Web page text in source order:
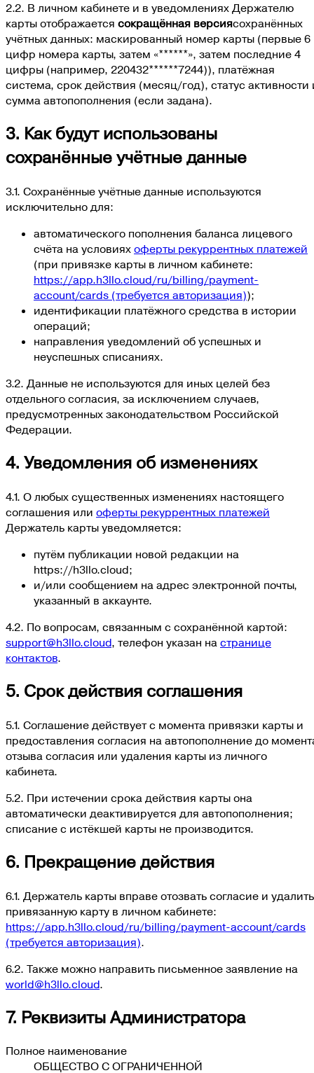
2.2. В личном кабинете и в уведомлениях Держателю
карты отображается сокращённая версиясохранённых
учётных данных: маскированный номер карты (первые 6
цифр номера карты, затем «******», затем последние 4
цифры (например, 220432******7244)), платёжная
система, срок действия (месяц/год), статус активности
сумма автопополнения (если задана).
3. Как будут использованы
сохранённые учётные данные
3.1. Сохранённые учётные данные используются
исключительно для:
автоматического пополнения баланса лицевого
счёта на условияхоферты рекуррентных платежей
(при привязке карты в личном кабинете:
https://app.h3llo.cloud/ru/billing/payment-
account/cards (требуется авторизация));
идентификации платёжного средства в истории
операций;
направления уведомлений об успешных и
неуспешных списаниях.
3.2. Данные не используются для иных целей без
отдельного согласия, за исключением случаев,
предусмотренных законодательством Российской
Федерации.
4. Уведомления об изменениях
4.1. О любых существенных изменениях настоящего
соглашения или оферты рекуррентных платежей
Держатель карты уведомляется:
путём публикации новой редакции на
https://h3llo.cloud;
и/или сообщением на адрес электронной почты,
указанный в аккаунте.
4.2. По вопросам, связанным с сохранённой картой:
support@h3llo.cloud, телефон указан настранице
контактов.
5. Срок действия соглашения
5.1. Соглашение действует с момента привязки карты и
предоставления согласия на автопополнение до
отзыва согласия или удаления карты из личного
кабинета.
5.2. При истечении срока действия карты она
автоматически деактивируется для автопополнения;
списание с истёкшей карты не производится.
6. Прекращение действия
6.1. Держатель карты вправе отозвать согласие и удалить
привязанную карту в личном кабинете:
https://app.h3llo.cloud/ru/billing/payment-account/cards
(требуется авторизация).
6.2. Также можно направить письменное заявление на
world@h3llo.cloud.
7. Реквизиты Администратора
Полное наименование
ОБЩЕСТВО С ОГРАНИЧЕННОЙ